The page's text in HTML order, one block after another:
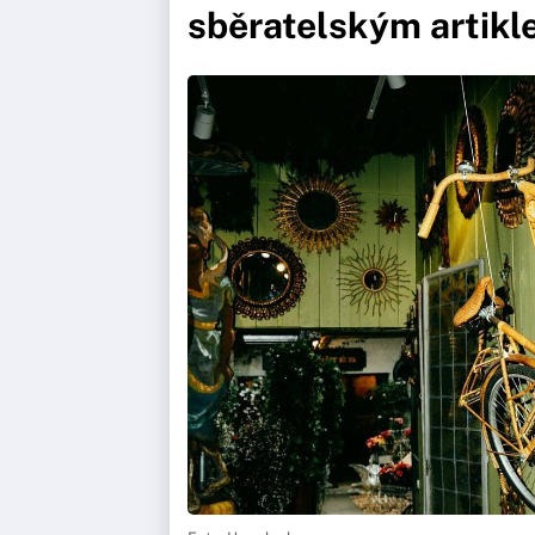
sběratelským